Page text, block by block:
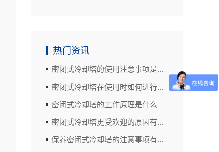
热门资讯
密闭式冷却塔的使用注意事项是...
密闭式冷却塔在使用时如何进行...
密闭式冷却塔的工作原理是什么
密闭式冷却塔更受欢迎的原因有...
保养密闭式冷却塔的注意事项有...